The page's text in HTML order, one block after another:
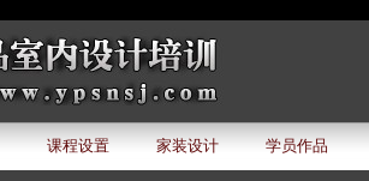
课程设置 家装设计 学员作品